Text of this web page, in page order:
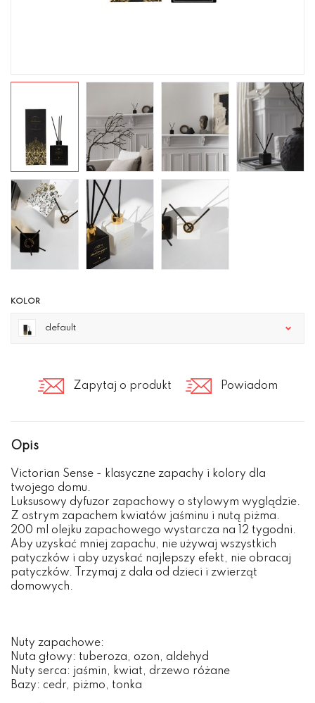
KOLOR
default
Zapytaj o produkt Powiadom
Opis
Victorian Sense - klasyczne zapachy i kolory dla
twojego domu.
Luksusowy dyfuzor zapachowy o stylowym wyglądzie.
Z ostrym zapachem kwiatów jaśminu i nutą piżma.
200 ml olejku zapachowego wystarcza na 12 tygodni.
Aby uzyskać mniej zapachu, nie używaj wszystkich
patyczków i aby uzyskać najlepszy efekt, nie obracaj
patyczków. Trzymaj z dala od dzieci i zwierząt
domowych.
Nuty zapachowe:
Nuta głowy: tuberoza, ozon, aldehyd
Nuty serca: jaśmin, kwiat, drzewo różane
Bazy: cedr, piżmo, tonka